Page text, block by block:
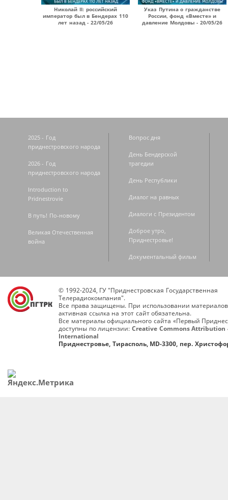
Николай II: российский
император был в Бендерах 110
лет назад - 22/05/26
Указ Путина о гражданстве
России, фонд «Вместе» и
давление Молдовы - 20/05/26
2025 - Год
приднестровского народа
2026 - Год
приднестровского народа
Introduction to
Pridnestrovie
В путь! По-новому
Великая Отечественная
война
Вопрос дня
День Бендерской
трагедии
День Республики
Диалог на равных
Диалоги с Президентом
Доброе утро,
Приднестровье!
Документальный фильм
© 1992-2024, ГУ "Приднестровская Государственная
Телерадиокомпания".
Все права защищены. При использовании
активная ссылка на этот сайт обязательна.
Все материалы официального сайта «Первый
доступны по лицензии: Creative Commons Attribution
International
Приднестровье, Тирасполь, MD-3300, пер.